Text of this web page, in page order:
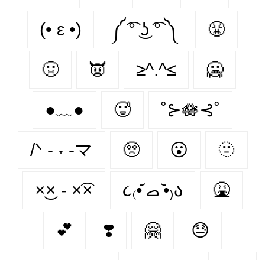
(• ε •) ༼ ͡° ͜ʖ ͡° ༽ 😤
🤢 👿 ≥^.^≤ 🥶
●﹏● 🥵 ˚⊱🪷⊰˚
/ᐠ - ˕ -マ 🥺 😮‍ 🫥
×͜× - ×͡× ૮₍•᷄ ࡇ •᷅₎ა 🤮
💕 ❣️ 🤗 😓